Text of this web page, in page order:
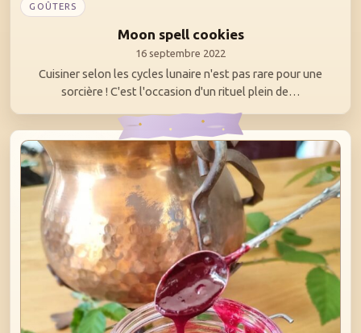
GOÛTERS
Moon spell cookies
16 septembre 2022
Cuisiner selon les cycles lunaire n'est pas rare pour une
sorcière ! C'est l'occasion d'un rituel plein de…